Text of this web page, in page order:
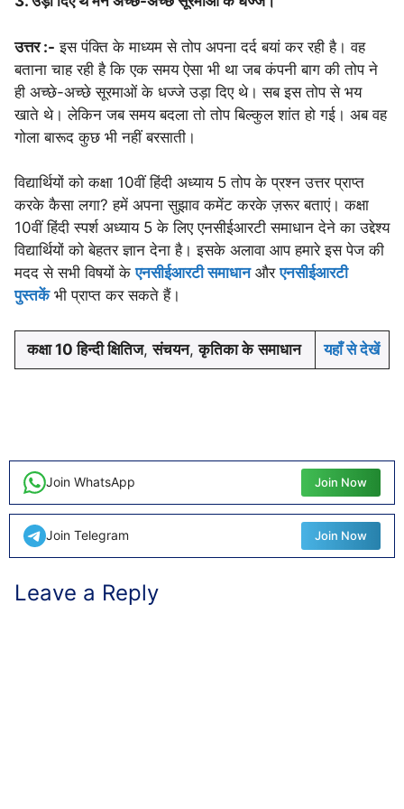
उत्तर :- इस पंक्ति के माध्यम से तोप अपना दर्द बयां कर रही है। वह
बताना चाह रही है कि एक समय ऐसा भी था जब कंपनी बाग की तोप ने
ही अच्छे-अच्छे सूरमाओं के धज्जे उड़ा दिए थे। सब इस तोप से भय
खाते थे। लेकिन जब समय बदला तो तोप बिल्कुल शांत हो गई। अब वह
गोला बारूद कुछ भी नहीं बरसाती।
विद्यार्थियों को कक्षा 10वीं हिंदी अध्याय 5 तोप के प्रश्न उत्तर प्राप्त
करके कैसा लगा? हमें अपना सुझाव कमेंट करके ज़रूर बताएं। कक्षा
10वीं हिंदी स्पर्श अध्याय 5 के लिए एनसीईआरटी समाधान देने का उद्देश्य
विद्यार्थियों को बेहतर ज्ञान देना है। इसके अलावा आप हमारे इस पेज की
मदद से सभी विषयों केएनसीईआरटी समाधानऔरएनसीईआरटी
पुस्तकेंभी प्राप्त कर सकते हैं।
कक्षा 10 हिन्दी क्षितिज,संचयन,कृतिका के समाधान यहाँ से देखें
Join WhatsApp Join Now
Join Telegram Join Now
Leave a Reply